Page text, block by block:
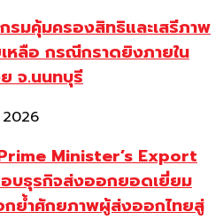
รมคุ้มครองสิทธิและเสรีภาพ
หลือ กรณีกราดยิงภายใน
จ.นนทบุรี
Minister’s Export
บธุรกิจส่งออกยอดเยี่ยม
ย้ำศักยภาพผู้ส่งออกไทยสู่